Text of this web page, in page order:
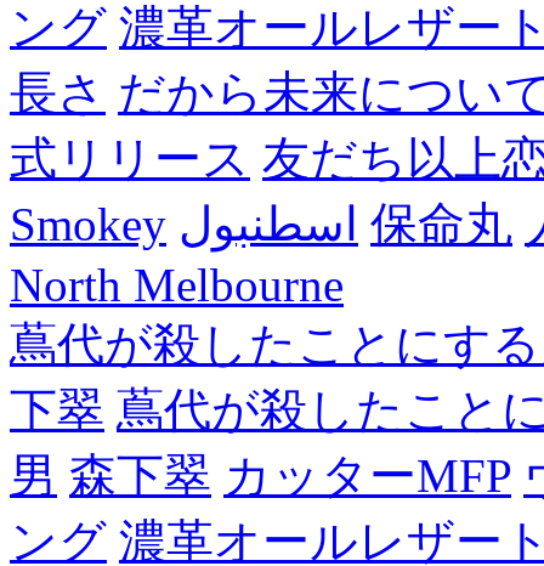
ング 濃革オールレザー
長さ だから未来につい
式リリース 友だち以上
Smokey اسطنبول 保命丸
North Melbourne
蔦代が殺したことにす
下翠 蔦代が殺したこと
男 森下翠 カッターMFP
ング 濃革オールレザー